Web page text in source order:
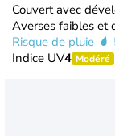
Couvert avec
Averses faibles et
Risque de pluie
Indice UV4 Modéré